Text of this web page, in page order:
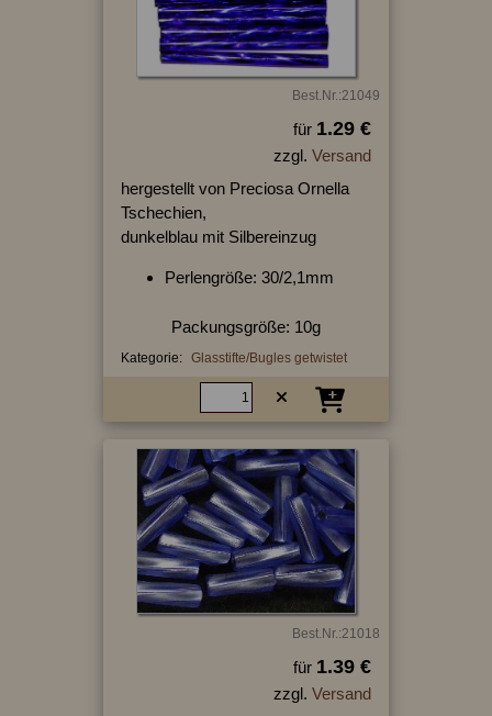
Best.Nr.:21049
für 1.29 €
zzgl. Versand
hergestellt von Preciosa Ornella
Tschechien,
dunkelblau mit Silbereinzug
Perlengröße: 30/2,1mm
Packungsgröße: 10g
Kategorie: Glasstifte/Bugles getwistet
Best.Nr.:21018
für 1.39 €
zzgl. Versand